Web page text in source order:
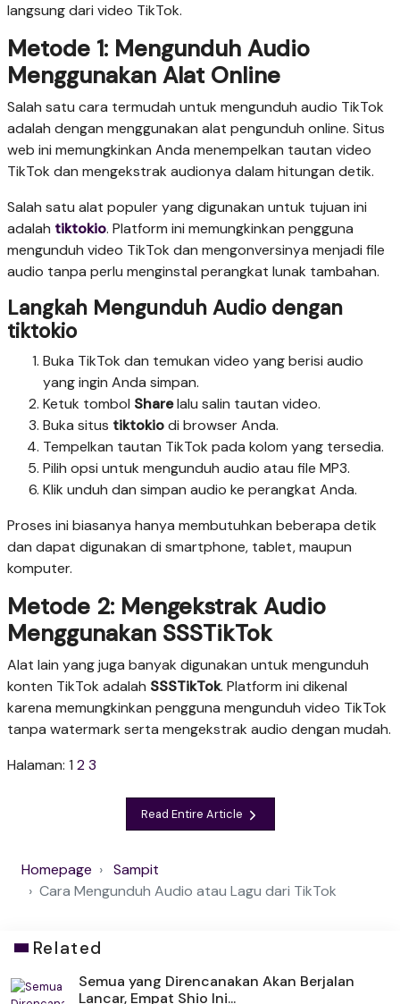
langsung dari video TikTok.
Metode 1: Mengunduh Audio
Menggunakan Alat Online
Salah satu cara termudah untuk mengunduh audio TikTok
adalah dengan menggunakan alat pengunduh online. Situs
web ini memungkinkan Anda menempelkan tautan video
TikTok dan mengekstrak audionya dalam hitungan detik.
Salah satu alat populer yang digunakan untuk tujuan ini
adalah tiktokio. Platform ini memungkinkan pengguna
mengunduh video TikTok dan mengonversinya menjadi file
audio tanpa perlu menginstal perangkat lunak tambahan.
Langkah Mengunduh Audio dengan
tiktokio
Buka TikTok dan temukan video yang berisi audio
yang ingin Anda simpan.
Ketuk tombol Sharelalu salin tautan video.
Buka situs tiktokiodi browser Anda.
Tempelkan tautan TikTok pada kolom yang tersedia.
Pilih opsi untuk mengunduh audio atau file MP3.
Klik unduh dan simpan audio ke perangkat Anda.
Proses ini biasanya hanya membutuhkan beberapa detik
dan dapat digunakan di smartphone, tablet, maupun
komputer.
Metode 2: Mengekstrak Audio
Menggunakan SSSTikTok
Alat lain yang juga banyak digunakan untuk mengunduh
konten TikTok adalah SSSTikTok. Platform ini dikenal
karena memungkinkan pengguna mengunduh video TikTok
tanpa watermark serta mengekstrak audio dengan mudah.
Halaman: 1 23
Read Entire Article
Homepage
Sampit
Cara Mengunduh Audio atau Lagu dari TikTok
Related
Semua yang Direncanakan Akan Berjalan
Lancar, Empat Shio Ini...